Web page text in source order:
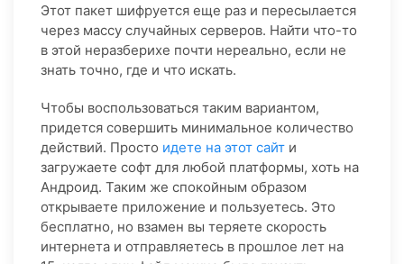
Этот пакет шифруется еще раз и пересылается
через массу случайных серверов. Найти что-то
в этой неразберихе почти нереально, если не
знать точно, где и что искать.
Чтобы воспользоваться таким вариантом,
придется совершить минимальное количество
действий. Просто идете на этот сайт и
загружаете софт для любой платформы, хоть на
Андроид. Таким же спокойным образом
открываете приложение и пользуетесь. Это
бесплатно, но взамен вы теряете скорость
интернета и отправляетесь в прошлое лет на